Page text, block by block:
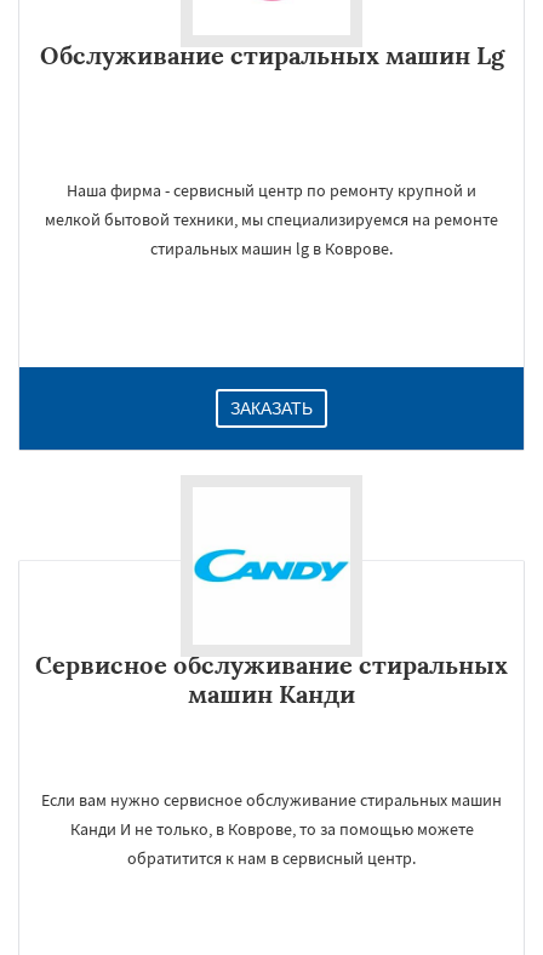
Обслуживание стиральных машин Lg
Наша фирма - сервисный центр по ремонту крупной и
мелкой бытовой техники, мы специализируемся на ремонте
стиральных машин lg в Коврове.
ЗАКАЗАТЬ
Сервисное обслуживание стиральных
машин Канди
Если вам нужно сервисное обслуживание стиральных машин
Канди И не только, в Коврове, то за помощью можете
обратитится к нам в сервисный центр.